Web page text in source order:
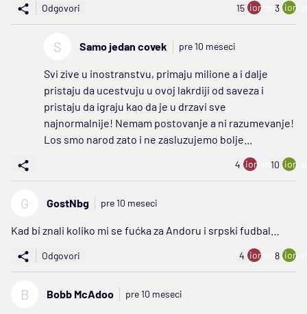
Odgovori 15 ion:minus
3
S Samo jedan covek pre 10 meseci
Svi zive u inostranstvu, primaju milione a i dalje
pristaju da ucestvuju u ovoj lakrdiji od saveza i
pristaju da igraju kao da je u drzavi sve
najnormalnije! Nemam postovanje a ni razumevanje!
Los smo narod zato i ne zasluzujemo bolje...
4 ion:minus
10
G GostNbg pre 10 meseci
Kad bi znali koliko mi se fućka za Andoru i srpski fudbal…
Odgovori 4 ion:minus
8
B Bobb McAdoo pre 10 meseci